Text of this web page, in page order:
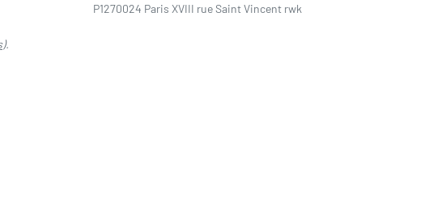
).
P1270024 Paris XVIII rue Saint Vincent rwk